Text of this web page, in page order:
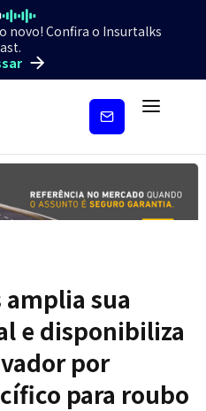
novo! Confira o Insurtalks
Inscreva-
amplia sua
e disponibiliza
por
para roubo